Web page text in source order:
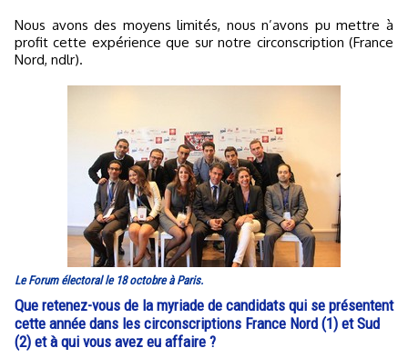
Nous avons des moyens limités, nous n’avons pu mettre à
profit cette expérience que sur notre circonscription (France
Nord, ndlr).
Le Forum électoral le 18 octobre à Paris.
Que retenez-vous de la myriade de candidats qui se présentent
cette année dans les circonscriptions France Nord (1) et Sud
(2) et à qui vous avez eu affaire ?